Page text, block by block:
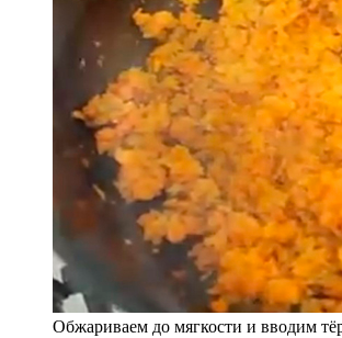
Обжариваем до мягкости и вводим